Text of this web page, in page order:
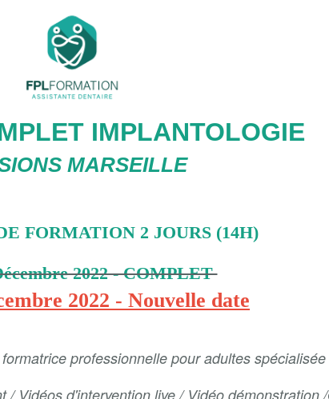
IMPLANTOLOGIE
MARSEILLE
FORMATION 2 JOURS (14H)
2022 - COMPLET
2022 - Nouvelle date
professionnelle pour adultes
Vidéos d'intervention live / Vidéo démonstration